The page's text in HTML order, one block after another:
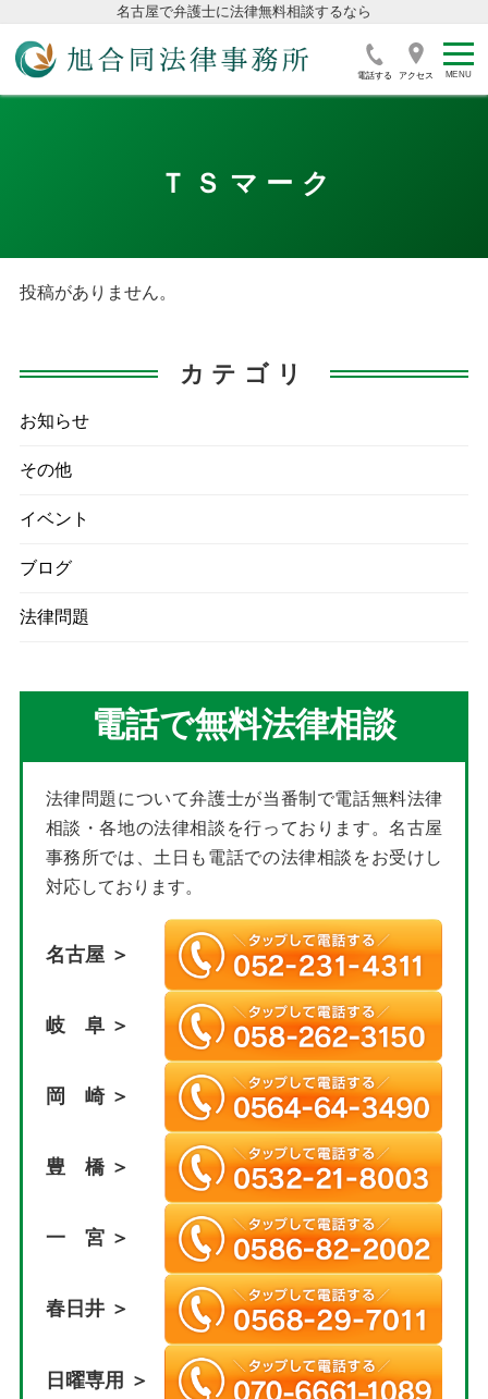
名古屋で弁護士に法律無料相談するなら
電話する アクセス
ＴＳマーク
投稿がありません。
カテゴリ
お知らせ
その他
イベント
ブログ
法律問題
電話で無料法律相談
法律問題について弁護士が当番制で電話無料法律
相談・各地の法律相談を行っております。名古屋
事務所では、土日も電話での法律相談をお受けし
対応しております。
名古屋 ＞
岐 阜 ＞
岡 崎 ＞
豊 橋 ＞
一 宮 ＞
春日井 ＞
日曜専用 ＞